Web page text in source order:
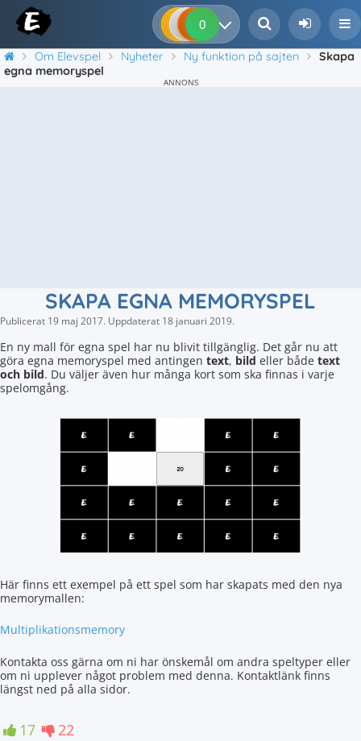
0 0 0
Om Elevspel Nyheter Ny funktion på sajten
Skapa
egna memoryspel
ANNONS
SKAPA EGNA MEMORYSPEL
Publicerat 19 maj 2017. Uppdaterat 18 januari 2019.
En ny mall för egna spel har nu blivit tillgänglig. Det går nu att
göra egna memoryspel med antingen text, bild eller både text
och bild. Du väljer även hur många kort som ska finnas i varje
spelomgång.
Här finns ett exempel på ett spel som har skapats med den nya
memorymallen:
Multiplikationsmemory
Kontakta oss gärna om ni har önskemål om andra speltyper eller
om ni upplever något problem med denna. Kontaktlänk finns
längst ned på alla sidor.
17 22